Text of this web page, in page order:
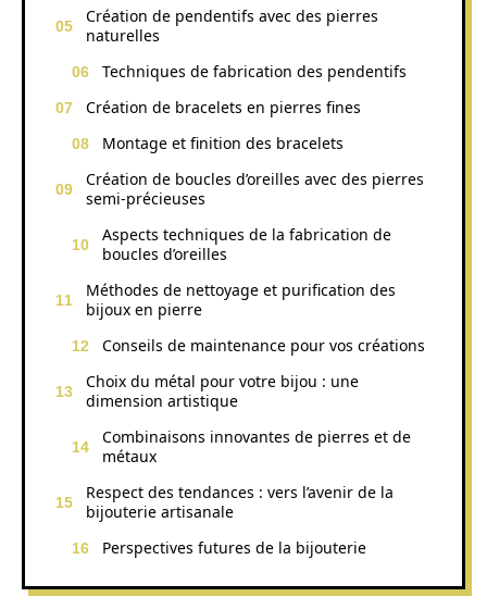
Création de pendentifs avec des pierres
naturelles
Techniques de fabrication des pendentifs
Création de bracelets en pierres fines
Montage et finition des bracelets
Création de boucles d’oreilles avec des pierres
semi-précieuses
Aspects techniques de la fabrication de
boucles d’oreilles
Méthodes de nettoyage et purification des
bijoux en pierre
Conseils de maintenance pour vos créations
Choix du métal pour votre bijou : une
dimension artistique
Combinaisons innovantes de pierres et de
métaux
Respect des tendances : vers l’avenir de la
bijouterie artisanale
Perspectives futures de la bijouterie